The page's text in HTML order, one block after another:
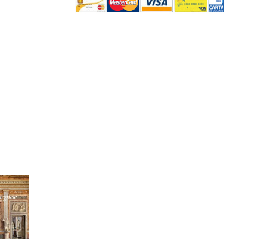
Sarai informato delle nostre novità, potrai
comunque cancellarti quando desideri.